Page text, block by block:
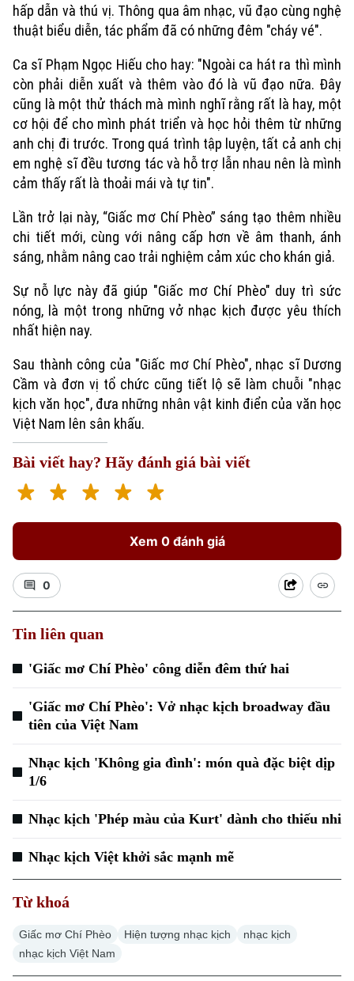
Hà Nội
Xã hội
Hà Nội
Người Hà Nội
hấp dẫn và thú vị. Thông qua âm nhạc, vũ đạo cùng nghệ
thuật biểu diễn, tác phẩm đã có những đêm "cháy vé".
Ca sĩ Phạm Ngọc Hiếu cho hay: "Ngoài ca hát ra thì mình
còn phải diễn xuất và thêm vào đó là vũ đạo nữa. Đây
cũng là một thử thách mà mình nghĩ rằng rất là hay, một
cơ hội để cho mình phát triển và học hỏi thêm từ những
anh chị đi trước. Trong quá trình tập luyện, tất cả anh chị
em nghệ sĩ đều tương tác và hỗ trợ lẫn nhau nên là mình
cảm thấy rất là thoải mái và tự tin".
Lần trở lại này, “Giấc mơ Chí Phèo” sáng tạo thêm nhiều
chi tiết mới, cùng với nâng cấp hơn về âm thanh, ánh
sáng, nhằm nâng cao trải nghiệm cảm xúc cho khán giả.
Sự nỗ lực này đã giúp "Giấc mơ Chí Phèo" duy trì sức
nóng, là một trong những vở nhạc kịch được yêu thích
nhất hiện nay.
Sau thành công của "Giấc mơ Chí Phèo", nhạc sĩ Dương
Cầm và đơn vị tổ chức cũng tiết lộ sẽ làm chuỗi "nhạc
kịch văn học", đưa những nhân vật kinh điển của văn học
Việt Nam lên sân khấu.
Bài viết hay? Hãy đánh giá bài viết
Xem 0 đánh giá
0
Tin liên quan
'Giấc mơ Chí Phèo' công diễn đêm thứ hai
'Giấc mơ Chí Phèo': Vở nhạc kịch broadway đầu
tiên của Việt Nam
Nhạc kịch 'Không gia đình': món quà đặc biệt dịp
1/6
Nhạc kịch 'Phép màu của Kurt' dành cho thiếu nhi
Nhạc kịch Việt khởi sắc mạnh mẽ
Từ khoá
Giấc mơ Chí Phèo Hiện tượng nhạc kịch
nhạc kịch
nhạc kịch Việt Nam